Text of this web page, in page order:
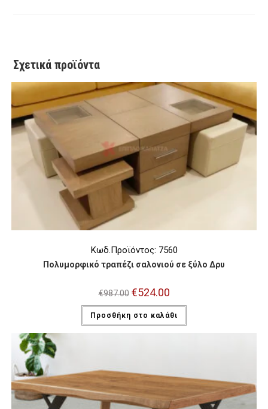
Σχετικά προϊόντα
Κωδ.Προϊόντος: 7560
Πολυμορφικό τραπέζι σαλονιού σε ξύλο Δρυ
€987.00 Original
price
was:
€987.00.
€524.00Η
τρέχουσα
τιμή
είναι:
€524.00.
Προσθήκη στο καλάθι